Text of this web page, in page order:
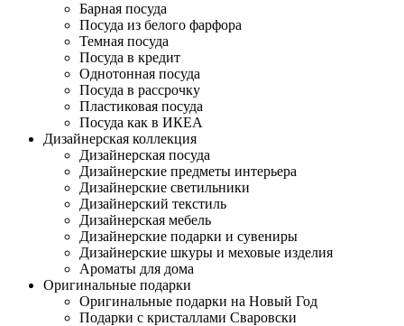
Барная посуда
Посуда из белого фарфора
Темная посуда
Посуда в кредит
Однотонная посуда
Посуда в рассрочку
Пластиковая посуда
Посуда как в ИКЕА
Дизайнерская коллекция
Дизайнерская посуда
Дизайнерские предметы интерьера
Дизайнерские светильники
Дизайнерский текстиль
Дизайнерская мебель
Дизайнерские подарки и сувениры
Дизайнерские шкуры и меховые изделия
Ароматы для дома
Оригинальные подарки
Оригинальные подарки на Новый Год
Подарки с кристаллами Сваровски